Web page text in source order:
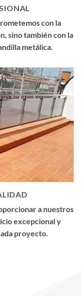
con la
sino también con la
metálica.
a nuestros
excepcional y
proyecto.